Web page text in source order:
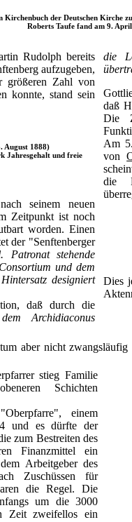
Kirchenbuch der Deutschen Kirche
Roberts Taufe fand am 9.
Rudolph bereits
aufzugeben,
größeren Zahl von
konnte, stand sein
August 1888)
Jahresgehalt und freie
seinem neuen
Zeitpunkt ist noch
worden. Einen
der "Senftenberger
Patronat stehende
und dem
designiert
daß durch die
dem Archidiaconus
die
daß
Die
Am
von
die
Dies
aber nicht
stieg Familie
Schichten
einem
und es dürfte der
zum Bestreiten des
Finanzmittel ein
Arbeitgeber des
Zuschüssen für
die Regel. Die
um die 3000
Zeit zweifellos ein